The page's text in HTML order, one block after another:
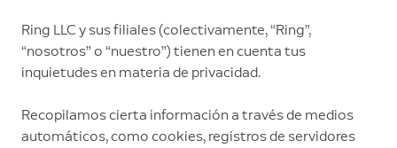
Ring LLC y sus filiales (colectivamente, “Ring”,
“nosotros” o “nuestro”) tienen en cuenta tus
inquietudes en materia de privacidad.
Recopilamos cierta información a través de medios
automáticos, como cookies, registros de servidores